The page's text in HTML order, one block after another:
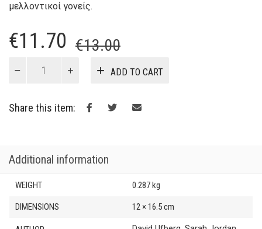
μελλοντικοί γονείς.
€13.00Original
was:
€13.00.
€11.70
Current
is:
€11.70.
quantity
ADD TO CART
Share this item:
Additional information
WEIGHT 0.287 kg
DIMENSIONS 12 × 16.5 cm